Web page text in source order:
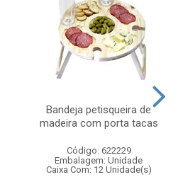
Bandeja petisqueira de
madeira com porta tacas
Código: 622229
Embalagem: Unidade
Caixa Com: 12 Unidade(s)